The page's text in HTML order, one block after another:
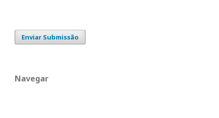
Enviar Submissão
Navegar